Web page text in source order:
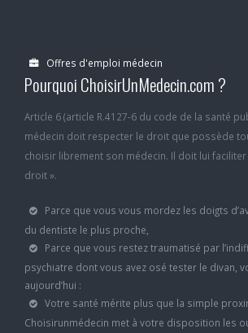
Offres d'emploi médecin
Pourquoi ChoisirUnMedecin.com ?
Article 6 (article R.4127-6 du code de la santé
médecin doit respecter le droit que possède
choisir librement son médecin. Il doit lui faciliter
droit ».
Parce que vous vous mordez les doigts
du dentiste le plus proche,
Parce que vous restez traumatisé par
psychiatre dont vous avez osé tester le divan,
aujourd’hui :
Votre santé mérite plus que la simple
Choisirunmédecin met à votre disposition les